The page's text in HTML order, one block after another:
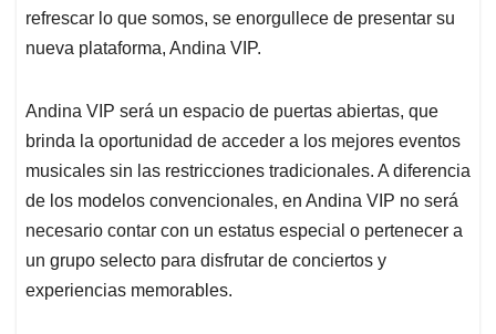
p
k
n
refrescar lo que somos, se enorgullece de presentar su
nueva plataforma, Andina VIP.
Andina VIP será un espacio de puertas abiertas, que
brinda la oportunidad de acceder a los mejores eventos
musicales sin las restricciones tradicionales. A diferencia
de los modelos convencionales, en Andina VIP no será
necesario contar con un estatus especial o pertenecer a
un grupo selecto para disfrutar de conciertos y
experiencias memorables.